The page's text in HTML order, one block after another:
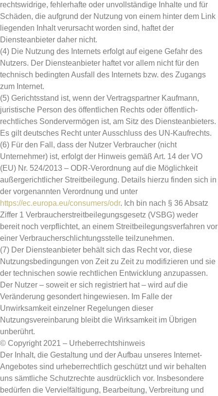
rechtswidrige, fehlerhafte oder unvollständige Inhalte und für
Schäden, die aufgrund der Nutzung von einem hinter dem Link
liegenden Inhalt verursacht worden sind, haftet der
Diensteanbieter daher nicht.
(4) Die Nutzung des Internets erfolgt auf eigene Gefahr des
Nutzers. Der Diensteanbieter haftet vor allem nicht für den
technisch bedingten Ausfall des Internets bzw. des Zugangs
zum Internet.
(5) Gerichtsstand ist, wenn der Vertragspartner Kaufmann,
juristische Person des öffentlichen Rechts oder öffentlich-
rechtliches Sondervermögen ist, am Sitz des Diensteanbieters.
Es gilt deutsches Recht unter Ausschluss des UN-Kaufrechts.
(6) Für den Fall, dass der Nutzer Verbraucher (nicht
Unternehmer) ist, erfolgt der Hinweis gemäß Art. 14 der VO
(EU) Nr. 524/2013 – ODR-Verordnung auf die Möglichkeit
außergerichtlicher Streitbeilegung. Details hierzu finden sich in
der vorgenannten Verordnung und unter
https://ec.europa.eu/consumers/odr. Ich bin nach § 36 Absatz
Ziffer 1 Verbraucherstreitbeilegungsgesetz (VSBG) weder
bereit noch verpflichtet, an einem Streitbeilegungsverfahren vor
einer Verbraucherschlichtungsstelle teilzunehmen.
(7) Der Diensteanbieter behält sich das Recht vor, diese
Nutzungsbedingungen von Zeit zu Zeit zu modifizieren und sie
der technischen sowie rechtlichen Entwicklung anzupassen.
Der Nutzer – soweit er sich registriert hat – wird auf die
Veränderung gesondert hingewiesen. Im Falle der
Unwirksamkeit einzelner Regelungen dieser
Nutzungsvereinbarung bleibt die Wirksamkeit im Übrigen
unberührt.
© Copyright 2021 – Urheberrechtshinweis
Der Inhalt, die Gestaltung und der Aufbau unseres Internet-
Angebotes sind urheberrechtlich geschützt und wir behalten
uns sämtliche Schutzrechte ausdrücklich vor. Insbesondere
bedürfen die Vervielfältigung, Bearbeitung, Verbreitung und